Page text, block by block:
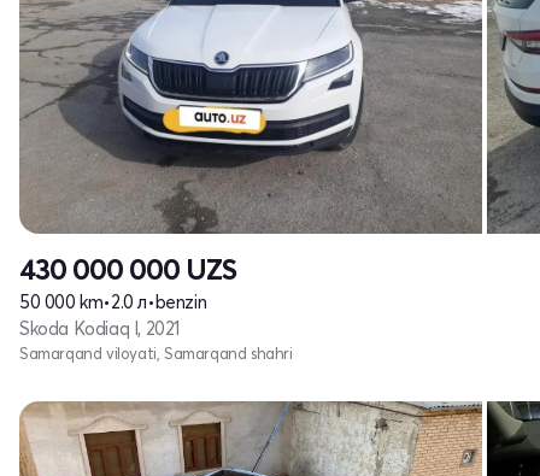
430 000 000 UZS
50 000 km•2.0 л•benzin
Skoda Kodiaq I, 2021
Samarqand viloyati, Samarqand shahri